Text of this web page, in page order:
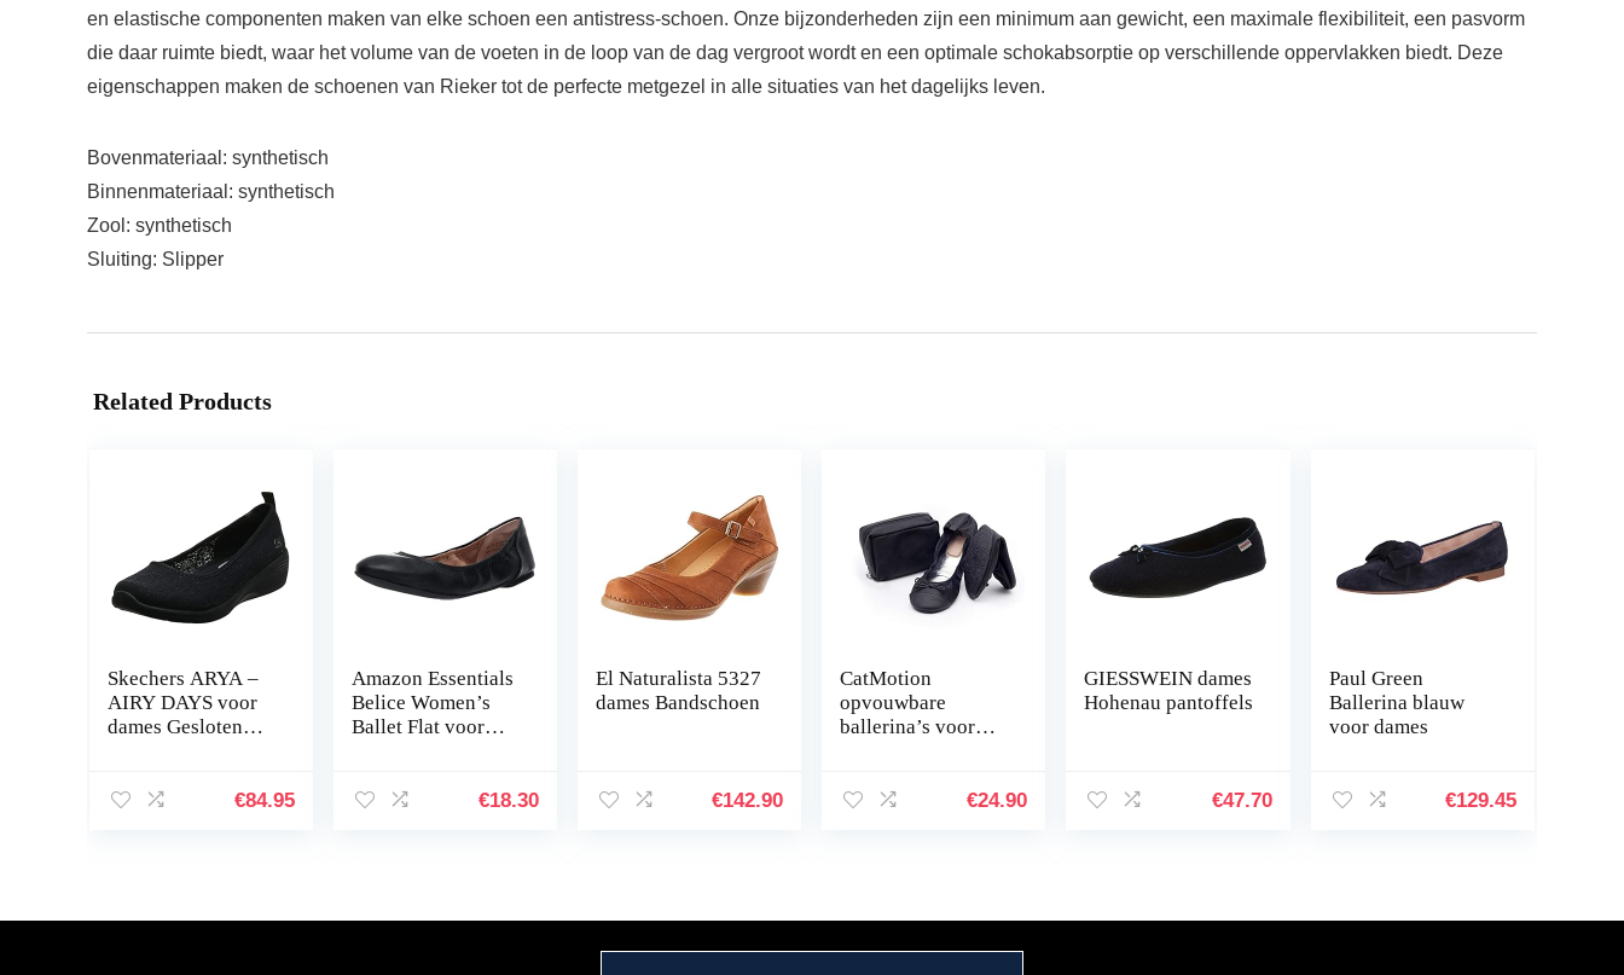
en elastische componenten maken van elke schoen een antistress-schoen. Onze bijzonderheden zijn een minimum aan gewicht, een maximale flexibiliteit, een pasvorm
die daar ruimte biedt, waar het volume van de voeten in de loop van de dag vergroot wordt en een optimale schokabsorptie op verschillende oppervlakken biedt. Deze
eigenschappen maken de schoenen van Rieker tot de perfecte metgezel in alle situaties van het dagelijks leven.
Bovenmateriaal: synthetisch
Binnenmateriaal: synthetisch
Zool: synthetisch
Sluiting: Slipper
Related Products
Skechers ARYA –
AIRY DAYS voor
dames Gesloten
€84.95
Amazon Essentials
Belice Women’s
Ballet Flat voor
€18.30
El Naturalista 5327
dames Bandschoen
€142.90
CatMotion
opvouwbare
ballerina’s voor
€24.90
GIESSWEIN dames
Hohenau pantoffels
€47.70
Paul Green
Ballerina blauw
voor dames
€129.45